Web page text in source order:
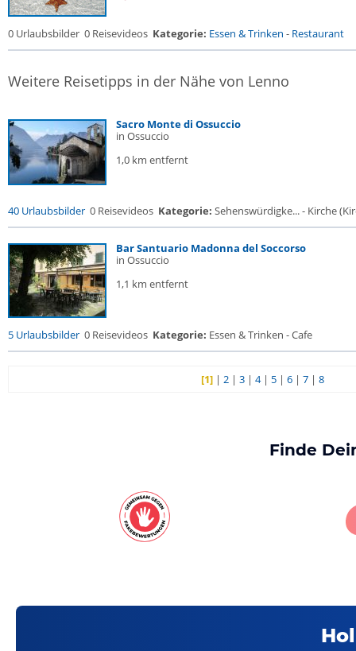
0 Urlaubsbilder 0 Reisevideos Kategorie: Essen & Trinken - Restaurant
Weitere Reisetipps in der Nähe von Lenno
Sacro Monte di Ossuccio
in Ossuccio
1,0 km entfernt
40 Urlaubsbilder 0 Reisevideos Kategorie: Sehenswürdigke... - Kirche
Bar Santuario Madonna del Soccorso
in Ossuccio
1,1 km entfernt
5 Urlaubsbilder 0 Reisevideos Kategorie: Essen & Trinken - Cafe
[1] |2 |3 |4| 5 |6 |7 |8
Finde